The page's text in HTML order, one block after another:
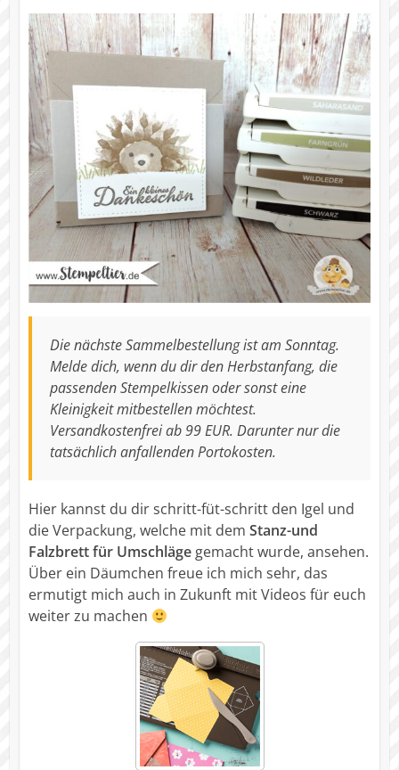
Die nächste Sammelbestellung ist am Sonntag.
Melde dich, wenn du dir den Herbstanfang, die
passenden Stempelkissen oder sonst eine
Kleinigkeit mitbestellen möchtest.
Versandkostenfrei ab 99 EUR. Darunter nur die
tatsächlich anfallenden Portokosten.
Hier kannst du dir schritt-füt-schritt den Igel und
die Verpackung, welche mit dem Stanz-und
Falzbrett für Umschlägegemacht wurde, ansehen.
Über ein Däumchen freue ich mich sehr, das
ermutigt mich auch in Zukunft mit Videos für euch
weiter zu machen